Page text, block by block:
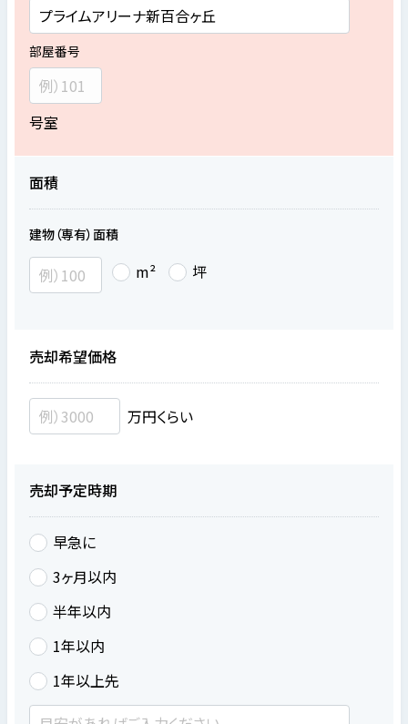
部屋番号
号室
面積
建物（専有）面積
m² 坪
売却希望価格
万円くらい
売却予定時期
早急に
3ヶ月以内
半年以内
1年以内
1年以上先